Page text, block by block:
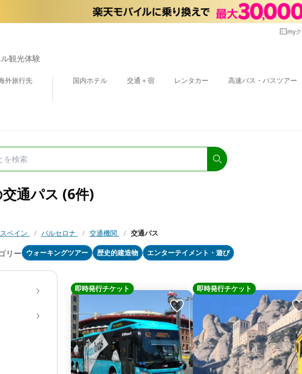
my
観光体験
外旅行先 国内ホテル 交通＋宿 レンタカー 高速バス・バスツアー
通パス (6件)
スペイン / バルセロナ / 交通機関 / 交通パス
リー ウォーキングツアー 歴史的建造物 エンターテイメント・遊び
即時発行チケット 即時発行チケット